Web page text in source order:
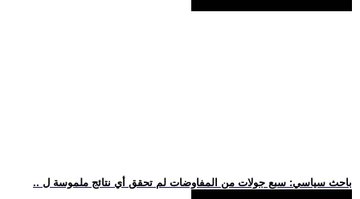
.. باحث سياسي: سبع جولات من المفاوضات لم تحقق أي نتائج ملموسة ل